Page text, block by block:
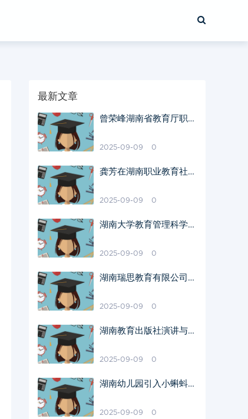
最新文章
曾荣峰湖南省教育厅职务
2025-09-09 0
龚芳在湖南职业教育社的
2025-09-09 0
湖南大学教育管理科学提
2025-09-09 0
湖南瑞思教育有限公司教
2025-09-09 0
湖南教育出版社演讲与口
2025-09-09 0
湖南幼儿园引入小蝌蚪A
2025-09-09 0